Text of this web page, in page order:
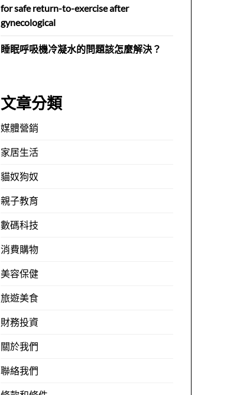
for safe return-to-exercise after
gynecological
睡眠呼吸機冷凝水的問題該怎麼解決？
文章分類
媒體營銷
家居生活
貓奴狗奴
親子教育
數碼科技
消費購物
美容保健
旅遊美食
財務投資
關於我們
聯絡我們